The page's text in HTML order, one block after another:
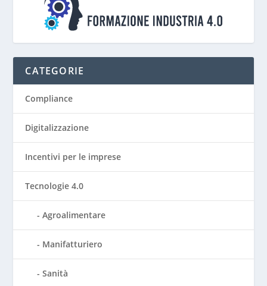
CATEGORIE
Compliance
Digitalizzazione
Incentivi per le imprese
Tecnologie 4.0
Agroalimentare
Manifatturiero
Sanità